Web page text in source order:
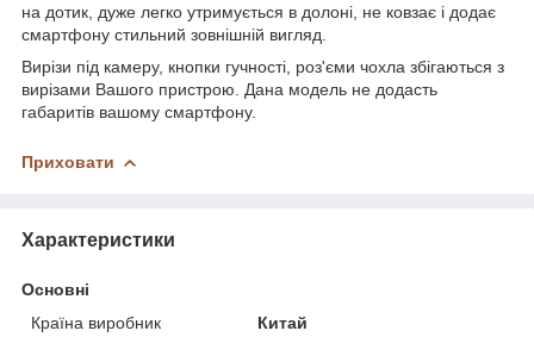
на дотик, дуже легко утримується в долоні, не ковзає і додає
смартфону стильний зовнішній вигляд.
Вирізи під камеру, кнопки гучності, роз'єми чохла збігаються з
вирізами Вашого пристрою. Дана модель не додасть
габаритів вашому смартфону.
Приховати
Характеристики
Основні
Країна виробник
Китай